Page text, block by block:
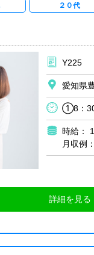
２０代
Y225
愛知県
①8：
時給：
月収例
詳細を見る